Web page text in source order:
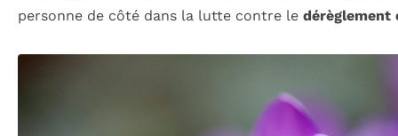
personne de côté dans la lutte contre le dérèglement